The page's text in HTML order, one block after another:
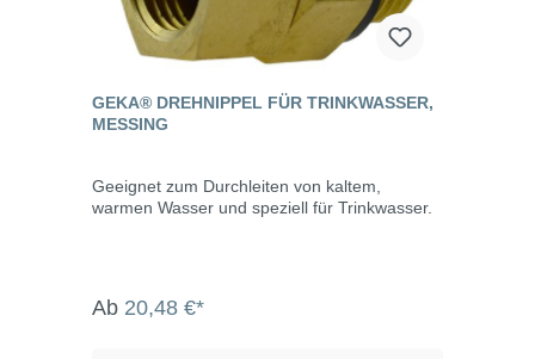
GEKA® DREHNIPPEL FÜR TRINKWASSER,
MESSING
Geeignet zum Durchleiten von kaltem,
warmen Wasser und speziell für Trinkwasser.
Ab 20,48 €*